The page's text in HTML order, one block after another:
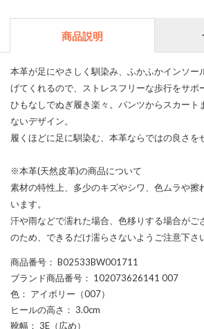
商品説明
本革が足にやさしく馴染み、ふかふかインソー
げてくれるので、ストレスフリーな歩行をサポ
ひもなしでぬぎ履き楽々。パンツからスカート
ないデザイン。
履くほどに足に馴染む、本革ならではの良さを
※本革(天然皮革)の商品について
素材の特性上、多少のキズやシワ、色ムラや擦
います。
汗や雨などで濡れた場合、色移りする場合がご
のため、できるだけ濡らさないようご注意下さ
商品番号 ： B02533BW001711
ブランド商品番号 ： 102073626141 007
色 ： アイボリー（007）
ヒールの高さ ： 3.0cm
靴幅 ： 3E（広め）